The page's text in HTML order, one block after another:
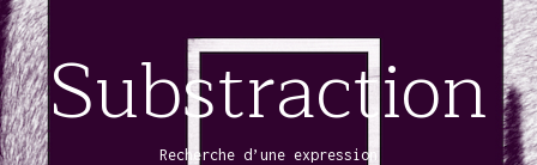
Substraction
Rech erche d ’ une expression